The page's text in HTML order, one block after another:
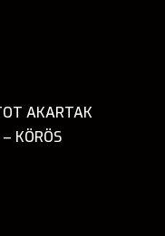
AKARTAK
KÖRÖS